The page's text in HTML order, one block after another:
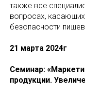
также все
вопросах,
безопасности
21 марта 2024г
Семинар:
продукции.